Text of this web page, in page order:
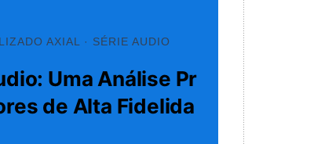
AXIAL · SÉRIE AUDIO
Uma Análise Pr
de Alta Fidelida